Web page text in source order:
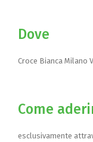
Dove
Croce Bianca Milano
Come
esclusivamente